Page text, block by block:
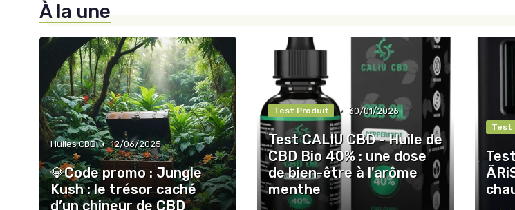
À la une
Huiles CBD • 12/06/2025
💎Code promo : Jungle
Kush : le trésor caché
d’un chineur de CBD
Test Produit • 30/01/2026
Test CALIU CBD - Huile de
CBD Bio 40% : une dose
de bien-être à l'arôme
menthe
Test